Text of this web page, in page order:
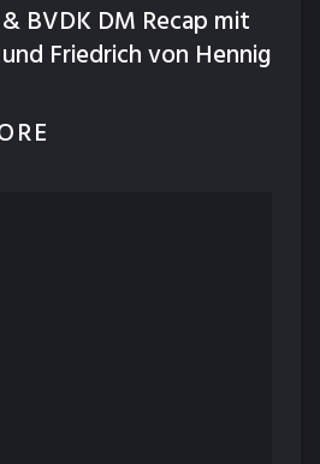
& BVDK DM Recap mit
Friedrich von Hennig